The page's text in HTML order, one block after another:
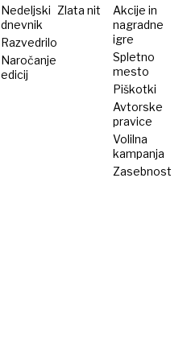
Nedeljski
dnevnik
Razvedrilo
Naročanje
edicij
Zlata nit
Akcije in
nagradne
igre
Spletno
mesto
Piškotki
Avtorske
pravice
Volilna
kampanja
Zasebnost